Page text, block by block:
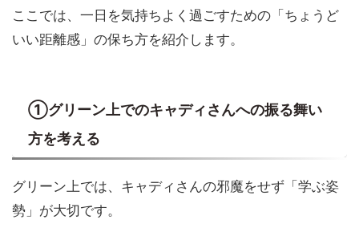
ここでは、一日を気持ちよく過ごすための「ちょうど
いい距離感」の保ち方を紹介します。
①グリーン上でのキャディさんへの振る舞い
方を考える
グリーン上では、キャディさんの邪魔をせず「学ぶ姿
勢」が大切です。